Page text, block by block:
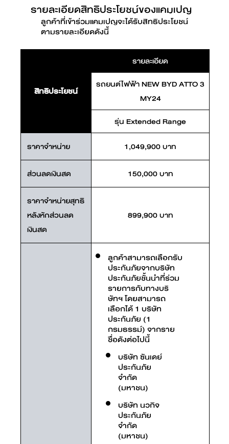
รายละเอียดสิทธิประโยชน์ของแคมเปญ
ลูกค้าที่เข้าร่วมแคมเปญจะได้รับสิทธิประโยชน์
ตามรายละเอียดดังนี้
รายละเอียด
สิทธิประโยชน์
รถยนต์ไฟฟ้า NEW BYD ATTO 3
MY24
รุ่น Extended Range
ราคาจำหน่าย 1,049,900 บาท
ส่วนลดเงินสด 150,000 บาท
ราคาจำหน่ายสุทธิ
หลังหักส่วนลด
เงินสด
899,900 บาท
ลูกค้าสามารถเลือกรับ
ประกันภัยจากบริษัท
ประกันภัยชั้นนำที่ร่วม
รายการกับทางบริ
ษัทฯ โดยสามารถ
เลือกได้ 1 บริษัท
ประกันภัย (1
กรมธรรม์) จากราย
ชื่อดังต่อไปนี้
บริษัท ซันเดย์
ประกันภัย
จำกัด
(มหาชน)
บริษัท นวกิจ
ประกันภัย
จำกัด
(มหาชน)